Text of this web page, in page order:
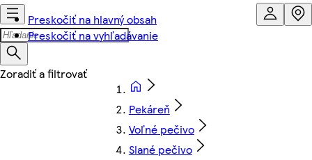
Preskočiť na hlavný obsah
Preskočiť na vyhľadávanie
Pekáreň
Voľné pečivo
Slané pečivo